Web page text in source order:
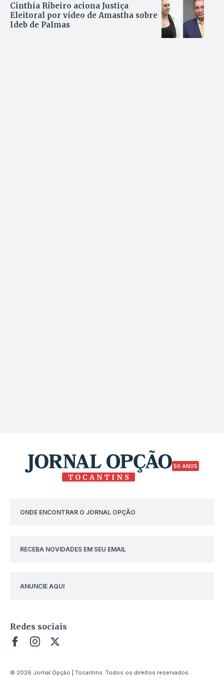
Cinthia Ribeiro aciona Justiça
Eleitoral por vídeo de Amastha sobre
Ideb de Palmas
50 ANOS
ONDE ENCONTRAR O JORNAL OPÇÃO
RECEBA NOVIDADES EM SEU EMAIL
ANUNCIE AQUI
Redes sociais
© 2026 Jornal Opção | Tocantins. Todos os direitos reservados.